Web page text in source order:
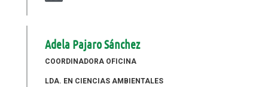
Adela Pajaro Sánchez
COORDINADORA OFICINA
LDA. EN CIENCIAS AMBIENTALES